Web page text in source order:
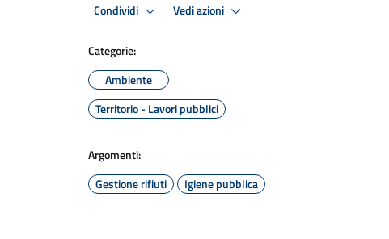
Condividi Vedi azioni
Categorie:
Ambiente
Territorio - Lavori pubblici
Argomenti:
Gestione rifiuti
Igiene pubblica